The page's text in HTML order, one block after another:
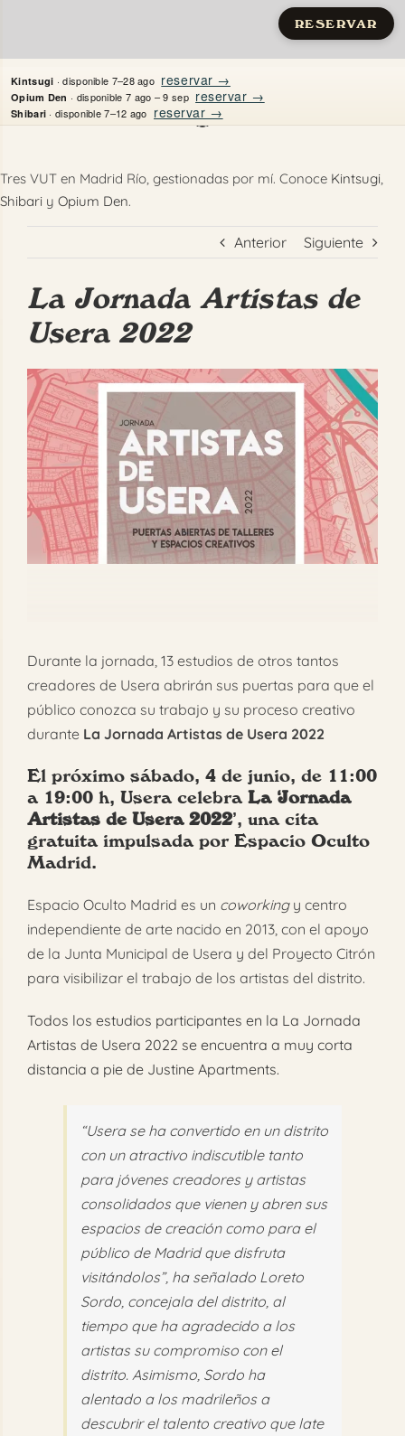
RESERVAR
Kintsugi · disponible 7–28 ago reservar →
Opium Den · disponible 7 ago – 9 sep reservar →
Shibari · disponible 7–12 ago reservar →
al
contenido
Quién es Justine
Guías
Mi Madrid
Contacto
FAQ
Reservar
Tres VUT en Madrid Río, gestionadas por mí. Conoce Kintsugi,
Shibari y Opium Den.
Anterior Siguiente
La Jornada Artistas de
Usera 2022
Ver
imagen
más
grande
Durante la jornada, 13 estudios de otros tantos
creadores de Usera abrirán sus puertas para que el
público conozca su trabajo y su proceso creativo
durante La Jornada Artistas de Usera 2022
El próximo sábado, 4 de junio, de 11:00
a 19:00 h, Usera celebra La ‘Jornada
Artistas de Usera 2022’, una cita
gratuita impulsada por Espacio Oculto
Madrid.
Espacio Oculto Madrid es un coworking y centro
independiente de arte nacido en 2013, con el apoyo
de la Junta Municipal de Usera y del Proyecto Citrón
para visibilizar el trabajo de los artistas del distrito.
Todos los estudios participantes en la La Jornada
Artistas de Usera 2022 se encuentra a muy corta
distancia a pie de Justine Apartments.
“Usera se ha convertido en un distrito
con un atractivo indiscutible tanto
para jóvenes creadores y artistas
consolidados que vienen y abren sus
espacios de creación como para el
público de Madrid que disfruta
visitándolos”, ha señalado Loreto
Sordo, concejala del distrito, al
tiempo que ha agradecido a los
artistas su compromiso con el
distrito. Asimismo, Sordo ha
alentado a los madrileños a
descubrir el talento creativo que late